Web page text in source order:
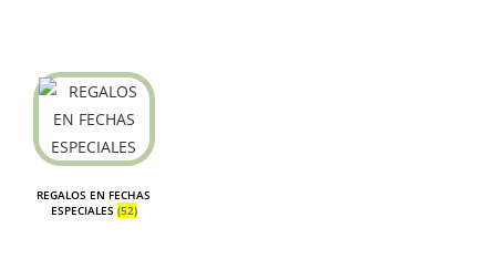
REGALOS EN FECHAS
ESPECIALES (52)